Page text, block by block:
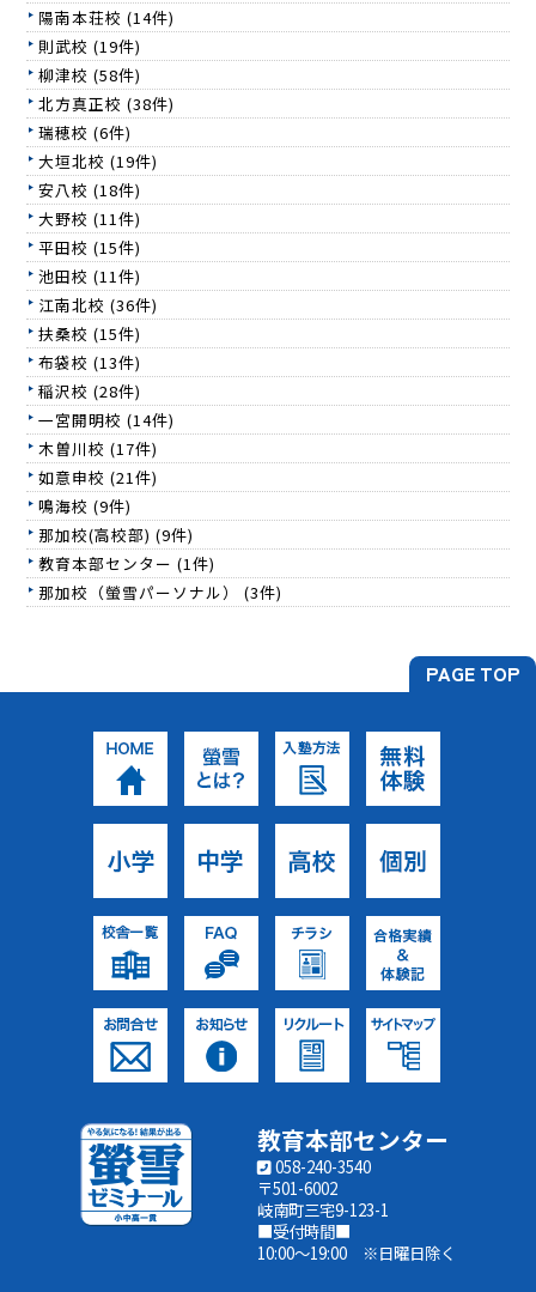
陽南本荘校 (14件)
則武校 (19件)
柳津校 (58件)
北方真正校 (38件)
瑞穂校 (6件)
大垣北校 (19件)
安八校 (18件)
大野校 (11件)
平田校 (15件)
池田校 (11件)
江南北校 (36件)
扶桑校 (15件)
布袋校 (13件)
稲沢校 (28件)
一宮開明校 (14件)
木曽川校 (17件)
如意申校 (21件)
鳴海校 (9件)
那加校(高校部) (9件)
教育本部センター (1件)
那加校（螢雪パーソナル） (3件)
教育本部センター
058-240-3540
〒501-6002
岐南町三宅9-123-1
■受付時間■
10:00～19:00 ※日曜日除く